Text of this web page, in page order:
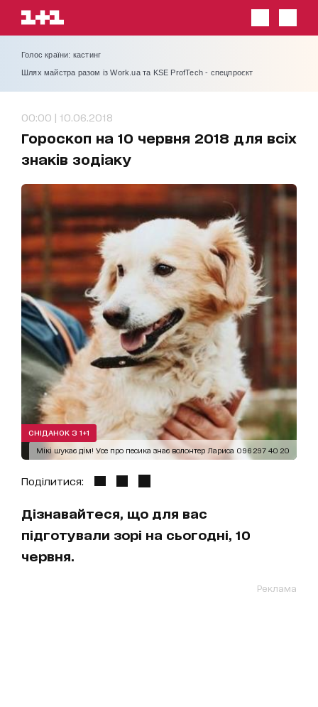
Голос країни: кастинг
Шлях майстра разом із Work.ua та KSE ProfTech - спецпроєкт
00:00 | 10.06.2018
Гороскоп на 10 червня 2018 для всіх
знаків зодіаку
Мікі шукає дім! Усе про песика знає волонтер Лариса 096 297 40 20
СНІДАНОК З 1+1
Поділитися:
Дізнавайтеся, що для вас
підготували зорі на сьогодні, 10
червня.
Реклама